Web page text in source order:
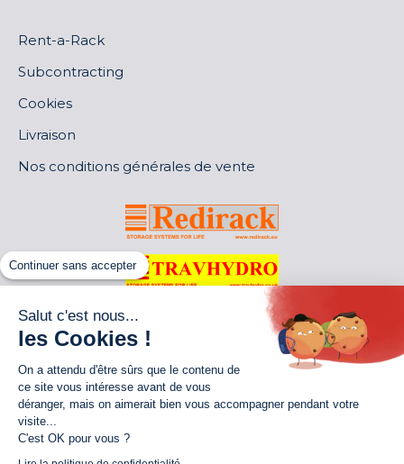
Rent-a-Rack
Subcontracting
Cookies
Livraison
Nos conditions générales de vente
Continuer sans accepter
Salut c'est nous...
les Cookies !
On a attendu d'être sûrs que le contenu de
ce site vous intéresse avant de vous
déranger, mais on aimerait bien vous accompagner pendant votre
visite...
C'est OK pour vous ?